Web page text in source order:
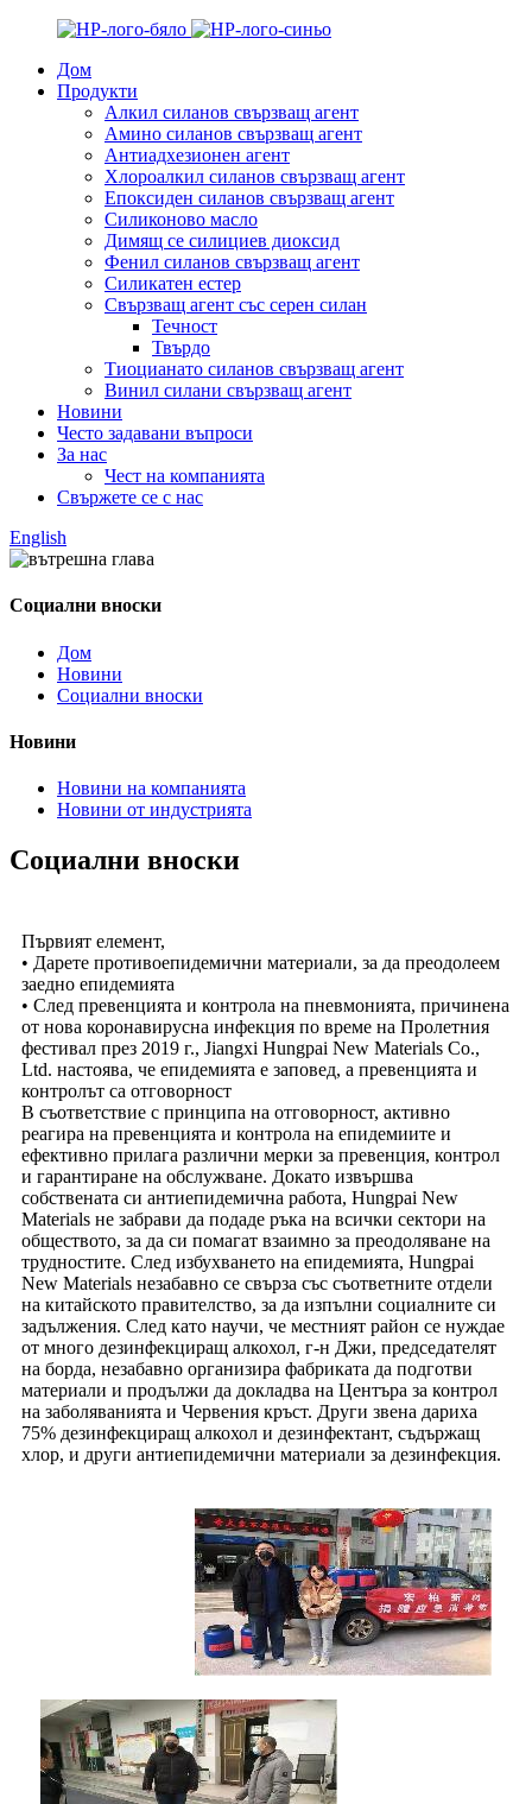
Дом
Продукти
Алкил силанов свързващ агент
Амино силанов свързващ агент
Антиадхезионен агент
Хлороалкил силанов свързващ агент
Епоксиден силанов свързващ агент
Силиконово масло
Димящ се силициев диоксид
Фенил силанов свързващ агент
Силикатен естер
Свързващ агент със серен силан
Течност
Твърдо
Тиоцианато силанов свързващ агент
Винил силани свързващ агент
Новини
Често задавани въпроси
За нас
Чест на компанията
Свържете се с нас
English
Социални вноски
Дом
Новини
Социални вноски
Новини
Новини на компанията
Новини от индустрията
Социални вноски
Първият елемент,
• Дарете противоепидемични материали, за да преодолеем
заедно епидемията
• След превенцията и контрола на пневмонията, причинена
от нова коронавирусна инфекция по време на Пролетния
фестивал през 2019 г., Jiangxi Hungpai New Materials Co.,
Ltd. настоява, че епидемията е заповед, а превенцията и
контролът са отговорност
В съответствие с принципа на отговорност, активно
реагира на превенцията и контрола на епидемиите и
ефективно прилага различни мерки за превенция, контрол
и гарантиране на обслужване. Докато извършва
собствената си антиепидемична работа, Hungpai New
Materials не забрави да подаде ръка на всички сектори на
обществото, за да си помагат взаимно за преодоляване на
трудностите. След избухването на епидемията, Hungpai
New Materials незабавно се свърза със съответните отдели
на китайското правителство, за да изпълни социалните си
задължения. След като научи, че местният район се нуждае
от много дезинфекциращ алкохол, г-н Джи, председателят
на борда, незабавно организира фабриката да подготви
материали и продължи да докладва на Центъра за контрол
на заболяванията и Червения кръст. Други звена дариха
75% дезинфекциращ алкохол и дезинфектант, съдържащ
хлор, и други антиепидемични материали за дезинфекция.